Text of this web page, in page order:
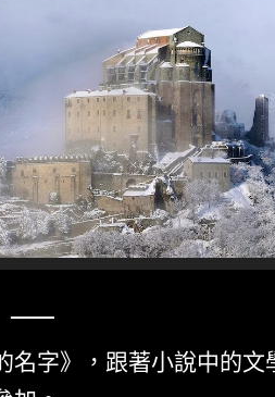
──
字》，跟著小說中的